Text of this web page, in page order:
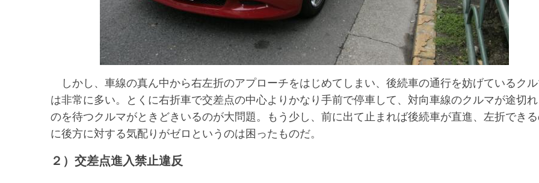
しかし、車線の真ん中から右左折のアプローチをはじめてしまい、後続車の通行を妨げているク
は非常に多い。とくに右折車で交差点の中心よりかなり手前で停車して、対向車線のクルマが途切
のを待つクルマがときどきいるのが大問題。もう少し、前に出て止まれば後続車が直進、左折でき
に後方に対する気配りがゼロというのは困ったものだ。
２）交差点進入禁止違反